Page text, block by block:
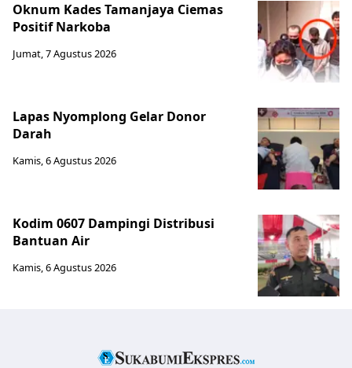
Oknum Kades Tamanjaya Ciemas
Positif Narkoba
Jumat, 7 Agustus 2026
Lapas Nyomplong Gelar Donor
Darah
Kamis, 6 Agustus 2026
Kodim 0607 Dampingi Distribusi
Bantuan Air
Kamis, 6 Agustus 2026